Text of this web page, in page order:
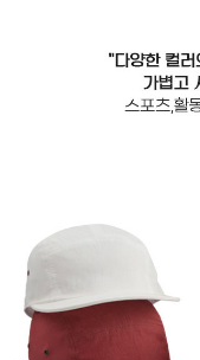
이코 라이프 하